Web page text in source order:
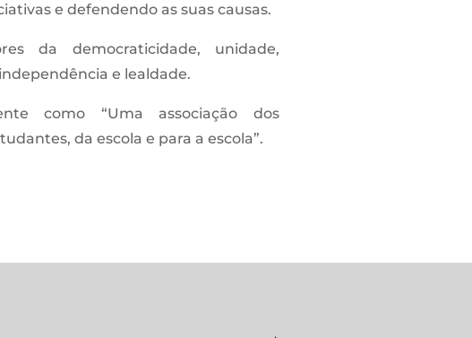
e defendendo as suas causas.
da democraticidade, unidade,
e lealdade.
como “Uma associação dos
da escola e para a escola”.